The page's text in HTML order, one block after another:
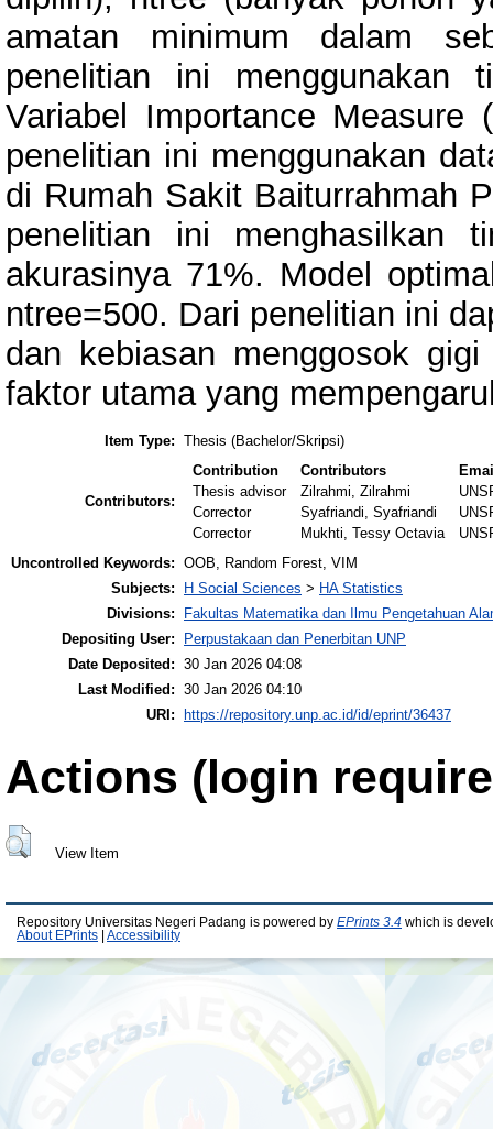
amatan minimum dalam
penelitian ini
Variabel Importance
penelitian ini menggunakan
di Rumah Sakit Baiturrahmah
penelitian ini menghasilkan
akurasinya 71%. Model
ntree=500. Dari penelitian ini
dan kebiasan menggosok
faktor utama yang
Item Type: Thesis (Bachelor/Skripsi)
Contributors:
Contribution Contributors
Thesis advisor
Zilrahmi, Zilrahmi
Corrector
Syafriandi, Syafriandi
Corrector
Mukhti, Tessy Octavia
Uncontrolled Keywords: OOB, Random Forest, VIM
Subjects:
H Social Sciences > HA Statistics
Divisions:
Fakultas Matematika dan Ilmu Pengetahuan
Depositing User:
Perpustakaan dan Penerbitan UNP
Date Deposited: 30 Jan 2026 04:08
Last Modified: 30 Jan 2026 04:10
URI:
https://repository.unp.ac.id/id/eprint/36437
Actions (login
View Item
Repository Universitas Negeri Padang is powered by EPrints 3.4 which is
About EPrints
Accessibility